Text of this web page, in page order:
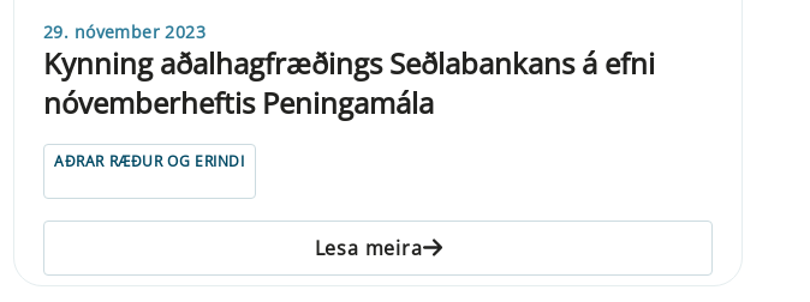
29. nóvember 2023
Kynning aðalhagfræðings Seðlabankans á efni
nóvemberheftis Peningamála
AÐRAR RÆÐUR OG ERINDI
Lesa meira